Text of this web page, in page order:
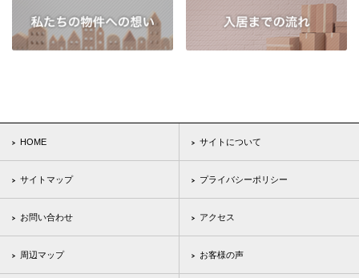
HOME サイトについて
サイトマップ プライバシーポリシー
お問い合わせ アクセス
周辺マップ お客様の声